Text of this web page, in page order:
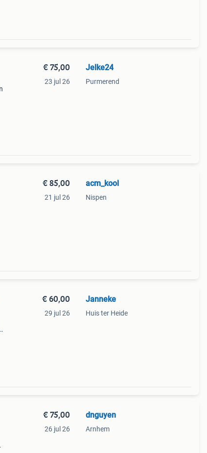
€ 75,00
23 jul 26
Jelke24
Purmerend
€ 85,00
21 jul 26
acm_kool
Nispen
€ 60,00
29 jul 26
Janneke
Huis ter Heide
€ 75,00
26 jul 26
dnguyen
Arnhem